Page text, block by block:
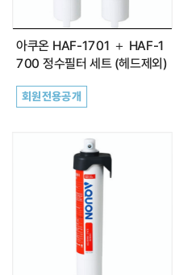
공지사항
최근 본 상품
아쿠온 HAF-1701 ＋ HAF-1
700 정수필터 세트 (헤드제외)
회원전용공개